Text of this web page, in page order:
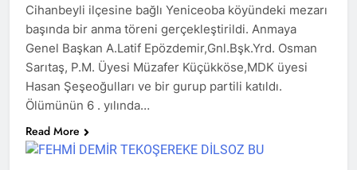
Serokê HAK-PAR’e Düzgün
Kaplan, serokê Hereketa
Azadî Metin Piranî, Endamê
meclisa HAK-PAR û endamê
HAK-PAR ê beşdarî tazîya
welatparêzê bi rûmet Mele
2 Yıl Ago
Hak ve Özgürlükler Partisi
Ezdilere yönelik soykırımı
şiddetli şekilde
Cihanbeyli ilçesine bağlı Yeniceoba köyündeki mezarı
başında bir anma töreni gerçekleştirildi. Anmaya
Genel Başkan A.Latif Epözdemir,Gnl.Bşk.Yrd. Osman
Sarıtaş, P.M. Üyesi Müzafer Küçükköse,MDK üyesi
Hasan Şeşeoğulları ve bir gurup partili katıldı.
Ölümünün 6 . yılında…
Read More